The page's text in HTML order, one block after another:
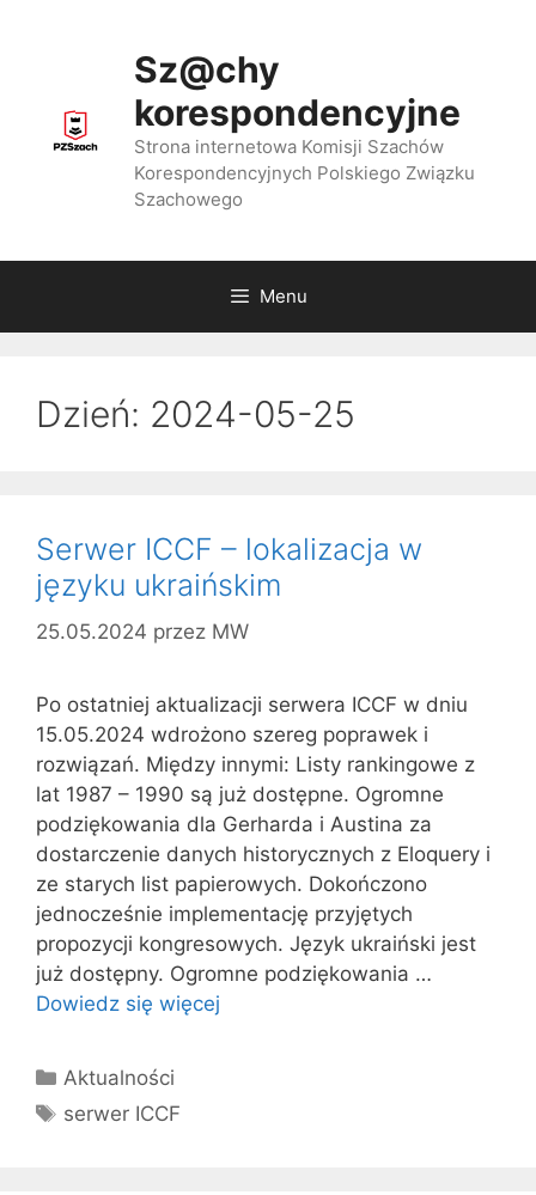
Sz@chy
korespondencyjne
Strona internetowa Komisji Szachów
Korespondencyjnych Polskiego Związku
Szachowego
Menu
Dzień: 2024-05-25
Serwer ICCF – lokalizacja w
języku ukraińskim
25.05.2024 przez MW
Po ostatniej aktualizacji serwera ICCF w dniu
15.05.2024 wdrożono szereg poprawek i
rozwiązań. Między innymi: Listy rankingowe z
lat 1987 – 1990 są już dostępne. Ogromne
podziękowania dla Gerharda i Austina za
dostarczenie danych historycznych z Eloquery i
ze starych list papierowych. Dokończono
jednocześnie implementację przyjętych
propozycji kongresowych. Język ukraiński jest
już dostępny. Ogromne podziękowania …
Dowiedz się więcej
Kategorie
Aktualności
Tagi
serwer ICCF